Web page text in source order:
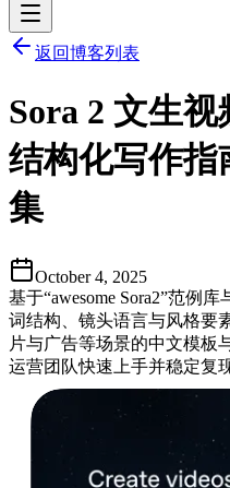
返回博客列表
Sora 2 文生视
结构化写作指
集
October 4, 2025
基于“awesome Sora2”范例
词结构、镜头语言与风格要
片与广告等场景的中文模板
运营团队快速上手并稳定复